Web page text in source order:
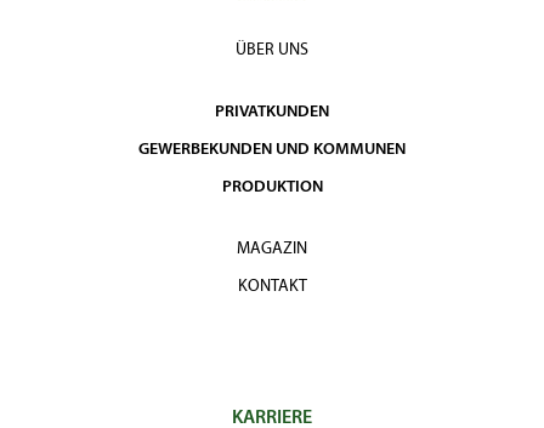
ÜBER UNS
PRIVATKUNDEN
GEWERBEKUNDEN UND KOMMUNEN
PRODUKTION
MAGAZIN
KONTAKT
KARRIERE